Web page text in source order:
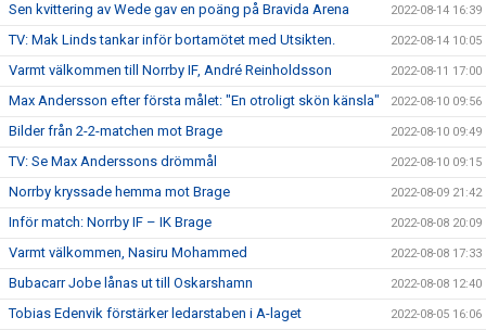
Sen kvittering av Wede gav en poäng på Bravida Arena 2022-08-14 16:39
TV: Mak Linds tankar inför bortamötet med Utsikten. 2022-08-14 10:05
Varmt välkommen till Norrby IF, André Reinholdsson 2022-08-11 17:00
Max Andersson efter första målet: "En otroligt skön känsla" 2022-08-10 09:56
Bilder från 2-2-matchen mot Brage 2022-08-10 09:49
TV: Se Max Anderssons drömmål 2022-08-10 09:15
Norrby kryssade hemma mot Brage 2022-08-09 21:42
Inför match: Norrby IF – IK Brage 2022-08-08 20:09
Varmt välkommen, Nasiru Mohammed 2022-08-08 17:33
Bubacarr Jobe lånas ut till Oskarshamn 2022-08-08 12:40
Tobias Edenvik förstärker ledarstaben i A-laget 2022-08-05 16:06